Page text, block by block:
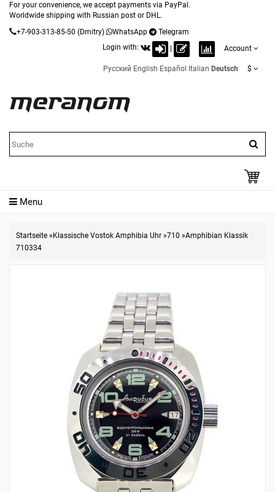
For your convenience, we accept payments via PayPal.
Worldwide shipping with Russian post or DHL.
+7-903-313-85-50 (Dmitry) WhatsApp
Telegram
Login with:
Account
Русский English Español Italian Deutsch $
Menu
Startseite » Klassische Vostok Amphibia Uhr »710 »Amphibian Klassik
710334